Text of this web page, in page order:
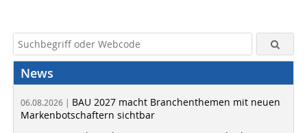
News
06.08.2026 | BAU 2027 macht Branchenthemen mit neuen
Markenbotschaftern sichtbar